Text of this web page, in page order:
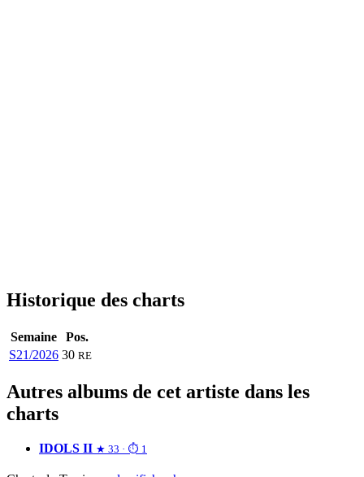
Historique des charts
Semaine
Pos.
S21/2026 30 RE
Autres albums de cet artiste dans les
charts
IDOLS II ★ 33 · ⏱ 1